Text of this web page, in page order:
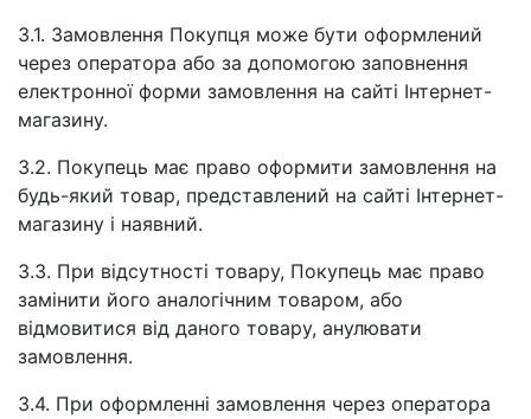
3.1. Замовлення Покупця може бути оформлений
через оператора або за допомогою заповнення
електронної форми замовлення на сайті Інтернет-
магазину.
3.2. Покупець має право оформити замовлення на
будь-який товар, представлений на сайті Інтернет-
магазину і наявний.
3.3. При відсутності товару, Покупець має право
замінити його аналогічним товаром, або
відмовитися від даного товару, анулювати
замовлення.
3.4. При оформленні замовлення через оператора